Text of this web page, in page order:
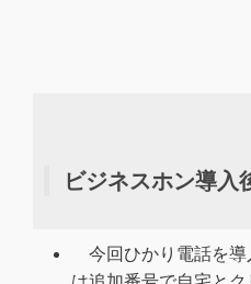
ビジネスホン導入
今回ひかり電話を導